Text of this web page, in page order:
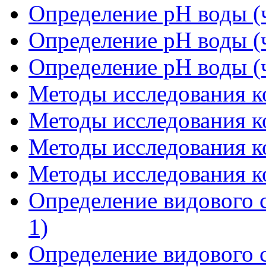
Определение рН воды
Определение рН воды
Определение рН воды
Методы исследования
Методы исследования
Методы исследования
Методы исследования
Определение видового
1)
Определение видового